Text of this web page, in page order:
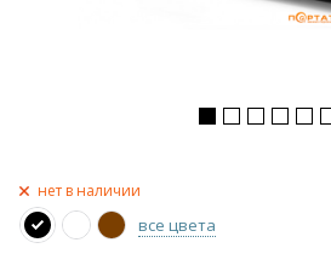
нет в наличии
все цвета